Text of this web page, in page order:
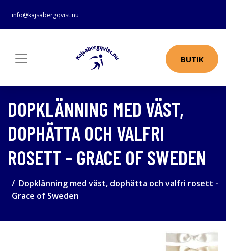
info@kajsabergqvist.nu
BUTIK
DOPKLÄNNING MED VÄST,
DOPHÄTTA OCH VALFRI
ROSETT - GRACE OF SWEDEN
Dopklänning med väst, dophätta och valfri rosett -
Grace of Sweden